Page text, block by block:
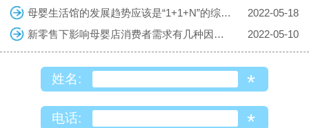
母婴生活馆的发展趋势应该是“1+1+N”的综合体
2022-05-18
新零售下影响母婴店消费者需求有几种因素？
2022-05-10
姓名: *
电话: *